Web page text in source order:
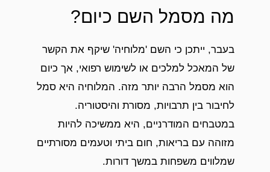
מה מסמל השם כיום?
בעבר, ייתכן כי השם 'מלוחיה' שיקף את הקשר
של המאכל למלכים או לשימוש רפואי, אך כיום
הוא מסמל הרבה יותר מזה. המלוחיה היא סמל
לחיבור בין תרבויות, מסורת והיסטוריה.
במטבחים המודרניים, היא ממשיכה להיות
מזוהה עם בריאות, חום ביתי וטעמים מסורתיים
שמלווים משפחות במשך דורות.